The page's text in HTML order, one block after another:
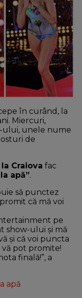
în curând, la
Miercuri,
ului, unele nume
de
Craiova fac
apă”.
să punctez
că mă voi
pe
show-ului şi mă
şi că voi puncta
vă pot promite!
finală!”, a
apă